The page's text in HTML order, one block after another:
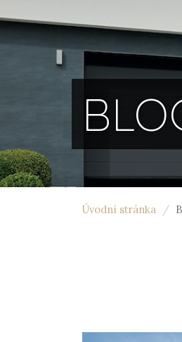
Úvodní stránka